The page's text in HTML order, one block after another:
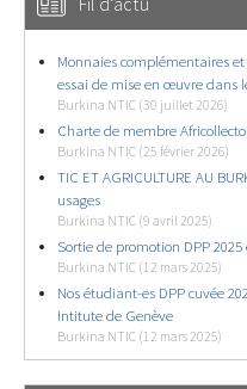
Monnaies complémentaires
essai de mise en œuvre dans
Burkina NTIC (30 juillet 2026)
Charte de membre
Burkina NTIC (25 février 2026)
TIC ET AGRICULTURE AU
usages
Burkina NTIC (9 avril 2025)
Sortie de promotion DPP
Burkina NTIC (12 mars 2025)
Nos étudiant-es DPP cuvée
Intitute de Genève
Burkina NTIC (12 mars 2025)